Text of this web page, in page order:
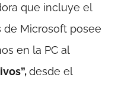
que incluye el
Microsoft posee
en la PC al
desde el